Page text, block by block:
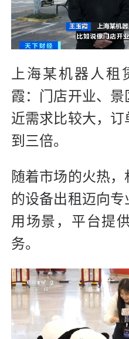
上海某机器人
霞：门店开业、
近需求比较大，
到三倍。
随着市场的火热
的设备出租迈向
用场景，平台提
务。